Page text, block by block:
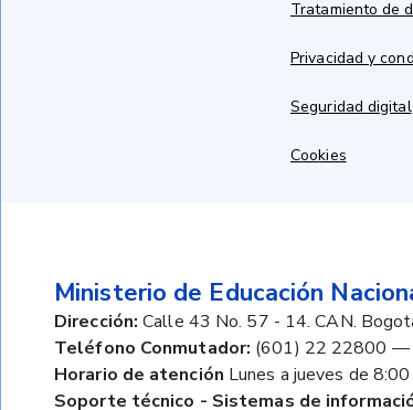
Tratamiento de
Privacidad y
Seguridad digital
Cookies
Ministerio de Educación
Dirección: Calle 43 No. 57 - 14. CAN.
Teléfono Conmutador: (601) 22 22800 —
Horario de atención Lunes a jueves de
Soporte técnico - Sistemas de